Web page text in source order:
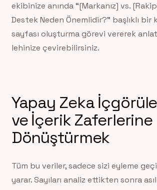
ekibinize anında “[Markanız] vs.
Destek Neden Önemlidir?” başlıklı bir
sayfası oluşturma görevi vererek
lehinize çevirebilirsiniz.
Yapay Zeka
ve İçerik Zaferlerine
Dönüştürmek
Tüm bu veriler, sadece sizi eyleme
yarar. Sayıları analiz ettikten sonra